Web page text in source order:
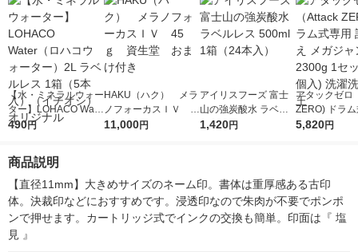
【水・ミネラルウォー
ター】LOHACO Wate
r（ロハコウォータ
シ） オリジナル
490円
HAKU（ハク） メラ
ノフォーカスＩＶ 4
5ｇ 資生堂 おまけ
11,000円
アイリスフーズ 富士
山の強炭酸水 ラベル
レス 500ml 1箱（24
1,420円
アタックゼロ
ZERO) ドラ
詰め替え メガ
5,820円
商品説明
【直径11mm】大きめサイズのネーム印。書体は重厚感ある古印
体。決裁印などにおすすめです。浸透印なので朱肉が不要でポンポ
ンで押せます。カートリッジ式でインクの交換も簡単。印面は『 塩
見 』